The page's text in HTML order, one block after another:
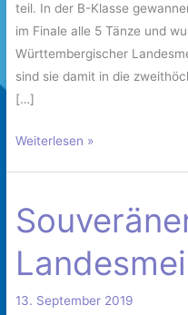
teil. In der B-Klasse
im Finale alle 5 Tänze und
Württembergischer
sind sie damit in die
[…]
Weiterlesen »
13. September 2019
Souveräner
Landesmeister